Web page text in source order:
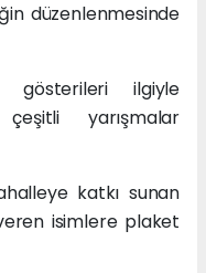
düzenlenmesinde
gösterileri ilgiyle
yarışmalar
katkı sunan
isimlere plaket